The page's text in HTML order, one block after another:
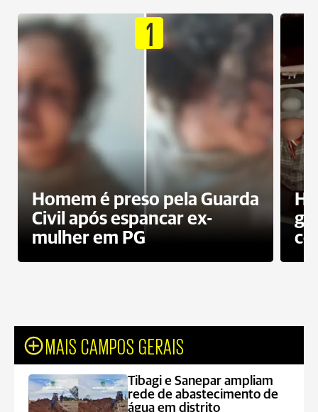
1
Homem é preso pela Guarda
Civil após espancar ex-
mulher em PG
MAIS CAMPOS GERAIS
Tibagi e Sanepar ampliam
rede de abastecimento de
água em distrito